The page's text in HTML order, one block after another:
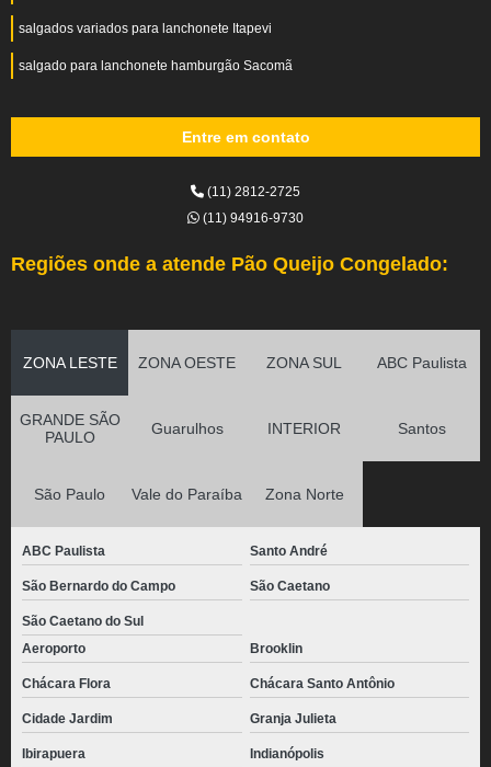
salgados variados para lanchonete Itapevi
salgado para lanchonete hamburgão Sacomã
Entre em contato
(11) 2812-2725
(11) 94916-9730
Regiões onde a atende Pão Queijo Congelado:
ZONA LESTE ZONA OESTE ZONA SUL ABC Paulista
GRANDE SÃO
PAULO
Guarulhos INTERIOR Santos
São Paulo Vale do Paraíba Zona Norte
ABC Paulista Santo André
São Bernardo do Campo São Caetano
São Caetano do Sul
Aeroporto
Brooklin
Chácara Flora Chácara Santo Antônio
Cidade Jardim Granja Julieta
Ibirapuera Indianópolis